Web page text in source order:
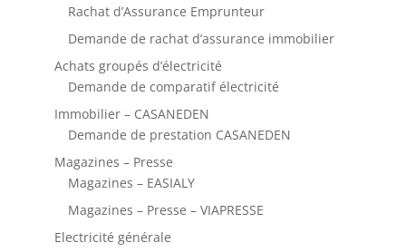
Rachat d’Assurance Emprunteur
Demande de rachat d’assurance immobilier
Achats groupés d’électricité
Demande de comparatif électricité
Immobilier – CASANEDEN
Demande de prestation CASANEDEN
Magazines – Presse
Magazines – EASIALY
Magazines – Presse – VIAPRESSE
Electricité générale